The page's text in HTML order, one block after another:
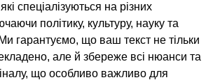
спеціалізуються на різних
політику, культуру, науку та
гарантуємо, що ваш текст не тільки
але й збереже всі нюанси та
що особливо важливо для